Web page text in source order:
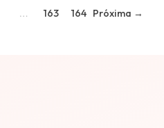
… 163 164 Próxima →